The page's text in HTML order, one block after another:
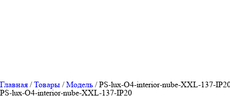
Главная /Товары /Модель /PS-lux-O4-interior-nube-XXL-137-
PS-lux-O4-interior-nube-XXL-137-IP20